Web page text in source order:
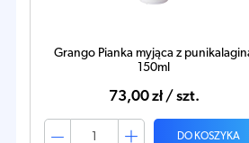
Grango Pianka myjąca z
150ml
73,00 zł / szt.
DO KOSZYKA